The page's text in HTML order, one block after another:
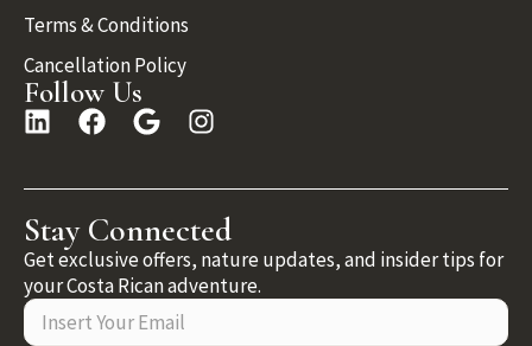
Terms & Conditions
Cancellation Policy
Follow Us
Stay Connected
Get exclusive offers, nature updates, and insider tips for
your Costa Rican adventure.